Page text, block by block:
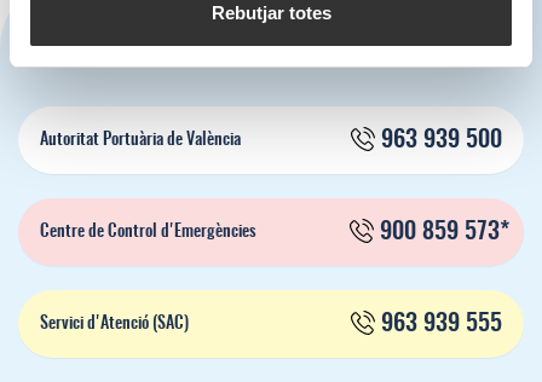
Rebutjar totes
CONTACTA'NS
Autoritat Portuària de València 963 939 500
Centre de Control d'Emergències 900 859 573*
Servici d'Atenció (SAC) 963 939 555